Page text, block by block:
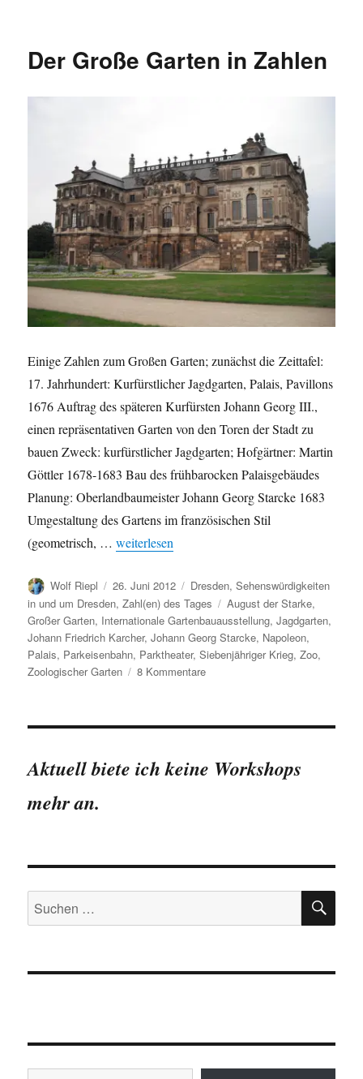
Daniel
Der Große Garten in Zahlen
Einige Zahlen zum Großen Garten; zunächst die Zeittafel:
17. Jahrhundert: Kurfürstlicher Jagdgarten, Palais, Pavillons
1676 Auftrag des späteren Kurfürsten Johann Georg III.,
einen repräsentativen Garten von den Toren der Stadt zu
bauen Zweck: kurfürstlicher Jagdgarten; Hofgärtner: Martin
Göttler 1678-1683 Bau des frühbarocken Palaisgebäudes
Planung: Oberlandbaumeister Johann Georg Starcke 1683
Umgestaltung des Gartens im französischen Stil
(geometrisch, …„Der Große Garten in Zahlen“
weiterlesen
Autor
Wolf Riepl
Veröffentlicht
am
26. Juni 2012 Kategorien
Dresden,Sehenswürdigkeiten
in und um Dresden,Zahl(en) des Tages Schlagwörter
August der Starke,
Großer Garten, Internationale Gartenbauausstellung,Jagdgarten,
Johann Friedrich Karcher,Johann Georg Starcke, Napoleon,
Palais, Parkeisenbahn, Parktheater,Siebenjähriger Krieg,Zoo,
Zoologischer Garten
8 Kommentarezu
Garten
Aktuell biete ich keine Workshops
mehr an.
Suchen
nach:
Gib deine E-Mail-Adresse ein ...